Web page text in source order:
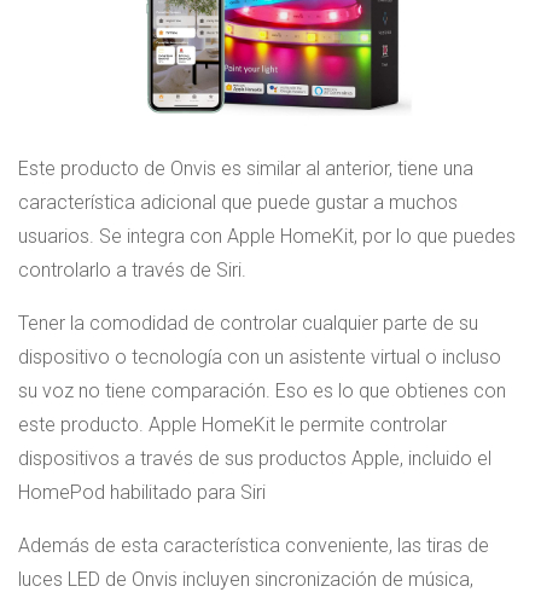
Este producto de Onvis es similar al anterior, tiene una
característica adicional que puede gustar a muchos
usuarios. Se integra con Apple HomeKit, por lo que puedes
controlarlo a través de Siri.
Tener la comodidad de controlar cualquier parte de su
dispositivo o tecnología con un asistente virtual o incluso
su voz no tiene comparación. Eso es lo que obtienes con
este producto. Apple HomeKit le permite controlar
dispositivos a través de sus productos Apple, incluido el
HomePod habilitado para Siri
Además de esta característica conveniente, las tiras de
luces LED de Onvis incluyen sincronización de música,